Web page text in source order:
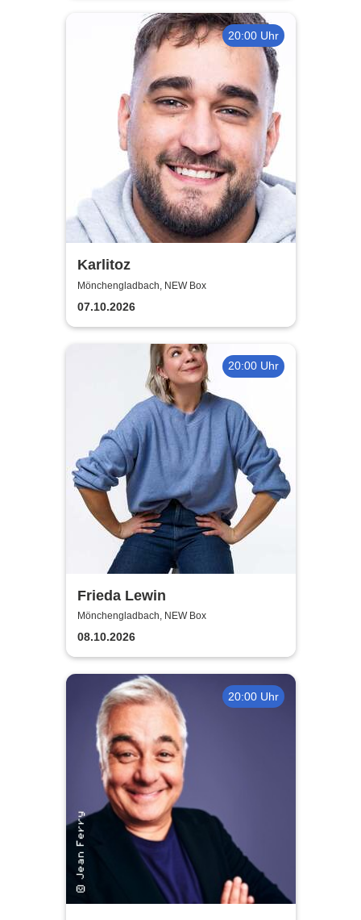
20:00 Uhr
Karlitoz
Mönchengladbach, NEW Box
07.10.2026
20:00 Uhr
Frieda Lewin
Mönchengladbach, NEW Box
08.10.2026
20:00 Uhr